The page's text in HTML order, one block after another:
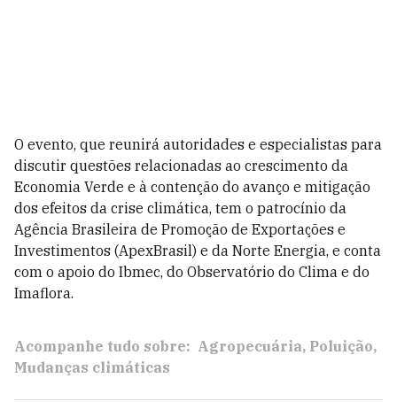
O evento, que reunirá autoridades e especialistas para
discutir questões relacionadas ao crescimento da
Economia Verde e à contenção do avanço e mitigação
dos efeitos da crise climática, tem o patrocínio da
Agência Brasileira de Promoção de Exportações e
Investimentos (ApexBrasil) e da Norte Energia, e conta
com o apoio do Ibmec, do Observatório do Clima e do
Imaflora.
Acompanhe tudo sobre: Agropecuária Poluição
Mudanças climáticas